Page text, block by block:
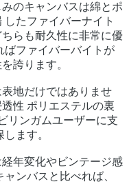
のキャンバスは綿とポ
たファイバーナイト
らも耐久性に非常に優
ばファイバーバイトが
誇ります。
地だけではありませ
性 ポリエステルの裏
リンガムユーザーに支
ます。
年変化やビンテージ感
ンバスと比べれば、